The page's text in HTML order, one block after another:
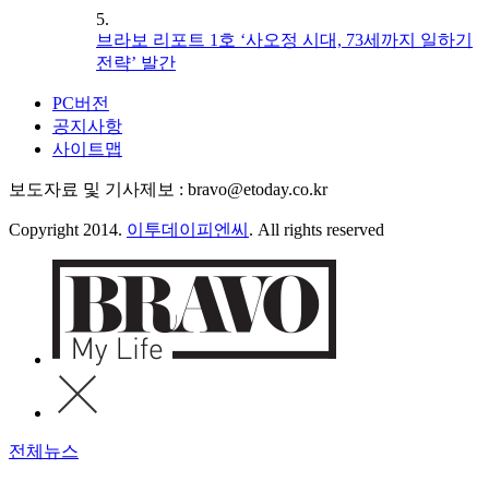
5.
브라보 리포트 1호 ‘사오정 시대, 73세까지 일하기
전략’ 발간
PC버전
공지사항
사이트맵
보도자료 및 기사제보 : bravo@etoday.co.kr
Copyright 2014. 이투데이피엔씨 . All rights reserved
전체뉴스